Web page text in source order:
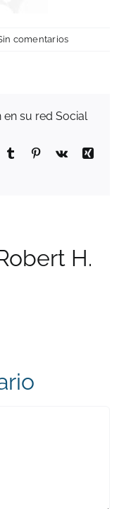
comentarios
su red Social
Tumblr Pinterest
Vk
Xing
H.